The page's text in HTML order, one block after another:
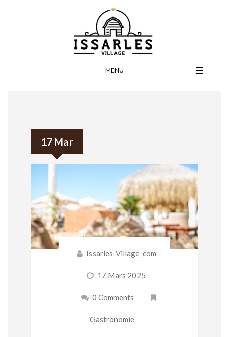
MENU
17 Mar
Issarles-Village_com
17 Mars 2025
0 Comments
Gastronomie